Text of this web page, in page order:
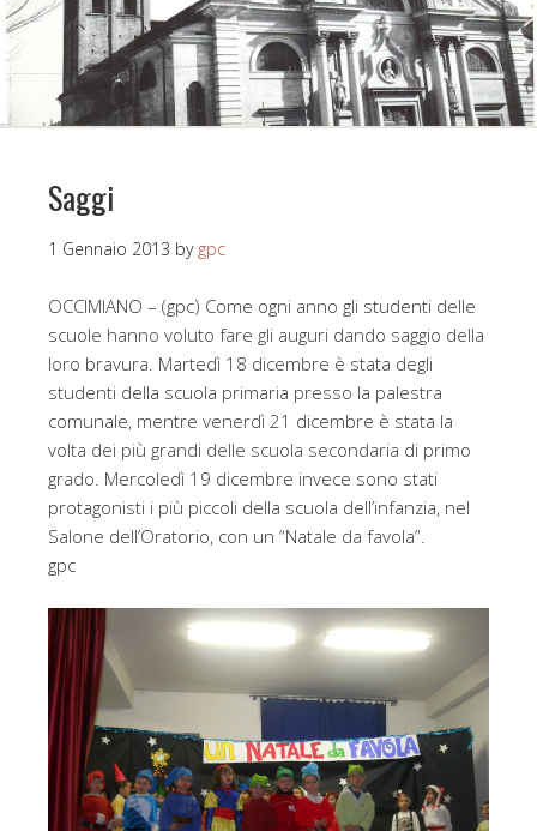
Saggi
1 Gennaio 2013 by gpc
OCCIMIANO – (gpc) Come ogni anno gli studenti delle
scuole hanno voluto fare gli auguri dando saggio della
loro bravura. Martedì 18 dicembre è stata degli
studenti della scuola primaria presso la palestra
comunale, mentre venerdì 21 dicembre è stata la
volta dei più grandi delle scuola secondaria di primo
grado. Mercoledì 19 dicembre invece sono stati
protagonisti i più piccoli della scuola dell’infanzia, nel
Salone dell’Oratorio, con un “Natale da favola”.
gpc